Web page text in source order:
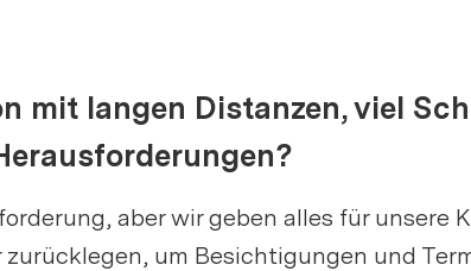
mit langen Distanzen, viel
aber wir geben alles für unsere
um Besichtigungen und